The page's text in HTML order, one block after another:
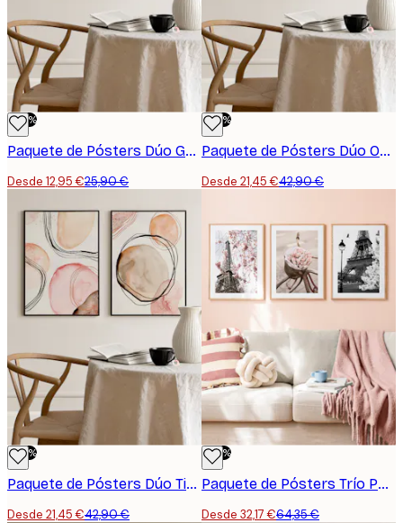
-50%
Paquete de Pósters Dúo Good Vibes
Desde 12,95 €25,90 €
-50%
Paquete de Pósters Dúo Onda Dorada
Desde 21,45 €42,90 €
-50%
Paquete de Pósters Dúo Tierra Abstracta
Desde 21,45 €42,90 €
-50%
Paquete de Pósters Trío Paris
Desde 32,17 €64,35 €